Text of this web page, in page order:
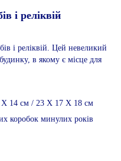
і реліквій
і реліквій. Цей невеликий
в якому є місце для
14 см / 23 Х 17 Х 18 см
коробок минулих років